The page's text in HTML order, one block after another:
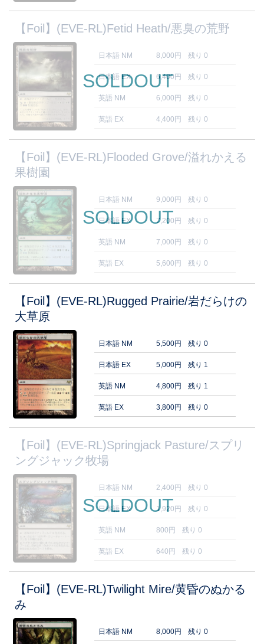
【Foil】(EVE-RL)Fetid Heath/悪臭の荒野
日本語 NM 8,000円 残り 0
日本語 EX 6,400円 残り 0
英語 NM 6,000円 残り 0
英語 EX 4,400円 残り 0
SOLDOUT
【Foil】(EVE-RL)Flooded Grove/溢れかえる
果樹園
日本語 NM 9,000円 残り 0
日本語 EX 7,200円 残り 0
英語 NM 7,000円 残り 0
英語 EX 5,600円 残り 0
SOLDOUT
【Foil】(EVE-RL)Rugged Prairie/岩だらけの
大草原
日本語 NM 5,500円 残り 0
日本語 EX 5,000円 残り 1
英語 NM 4,800円 残り 1
英語 EX 3,800円 残り 0
【Foil】(EVE-RL)Springjack Pasture/スプリ
ングジャック牧場
日本語 NM 2,400円 残り 0
日本語 EX 1,920円 残り 0
英語 NM 800円 残り 0
英語 EX 640円 残り 0
SOLDOUT
【Foil】(EVE-RL)Twilight Mire/黄昏のぬかる
み
日本語 NM 8,000円 残り 0